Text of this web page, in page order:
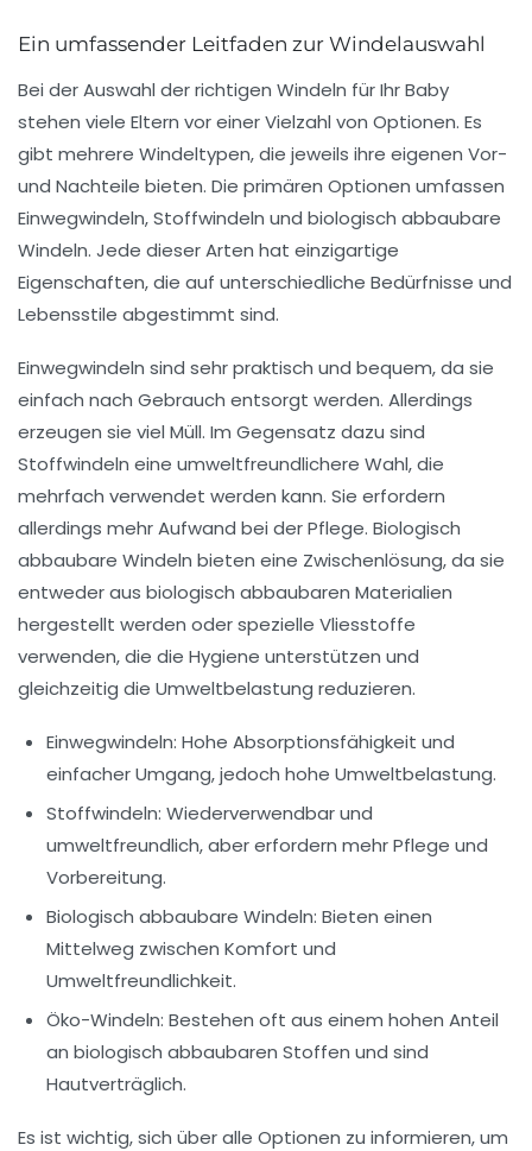
Ein umfassender Leitfaden zur Windelauswahl
Bei der Auswahl der richtigen Windeln für Ihr Baby
stehen viele Eltern vor einer Vielzahl von Optionen. Es
gibt mehrere Windeltypen, die jeweils ihre eigenen Vor-
und Nachteile bieten. Die primären Optionen umfassen
Einwegwindeln, Stoffwindeln und biologisch abbaubare
Windeln. Jede dieser Arten hat einzigartige
Eigenschaften, die auf unterschiedliche Bedürfnisse und
Lebensstile abgestimmt sind.
Einwegwindeln sind sehr praktisch und bequem, da sie
einfach nach Gebrauch entsorgt werden. Allerdings
erzeugen sie viel Müll. Im Gegensatz dazu sind
Stoffwindeln eine umweltfreundlichere Wahl, die
mehrfach verwendet werden kann. Sie erfordern
allerdings mehr Aufwand bei der Pflege. Biologisch
abbaubare Windeln bieten eine Zwischenlösung, da sie
entweder aus biologisch abbaubaren Materialien
hergestellt werden oder spezielle Vliesstoffe
verwenden, die die Hygiene unterstützen und
gleichzeitig die Umweltbelastung reduzieren.
Einwegwindeln: Hohe Absorptionsfähigkeit und
einfacher Umgang, jedoch hohe Umweltbelastung.
Stoffwindeln: Wiederverwendbar und
umweltfreundlich, aber erfordern mehr Pflege und
Vorbereitung.
Biologisch abbaubare Windeln: Bieten einen
Mittelweg zwischen Komfort und
Umweltfreundlichkeit.
Öko-Windeln: Bestehen oft aus einem hohen Anteil
an biologisch abbaubaren Stoffen und sind
Hautverträglich.
Es ist wichtig, sich über alle Optionen zu informieren, um